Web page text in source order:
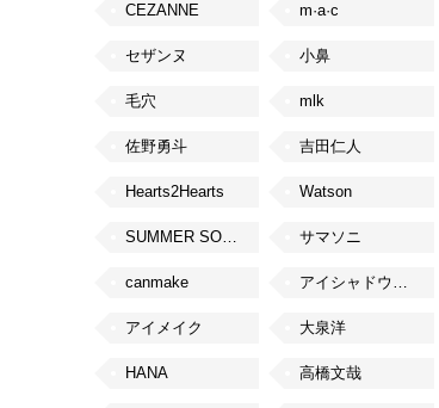
CEZANNE m·a·c
セザンヌ 小鼻
毛穴 mlk
佐野勇斗 吉田仁人
Hearts2Hearts Watson
SUMMER SONIC サマソニ
canmake アイシャドウベース
アイメイク 大泉洋
HANA 高橋文哉